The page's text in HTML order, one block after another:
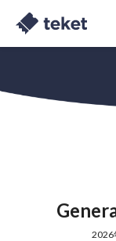
2026